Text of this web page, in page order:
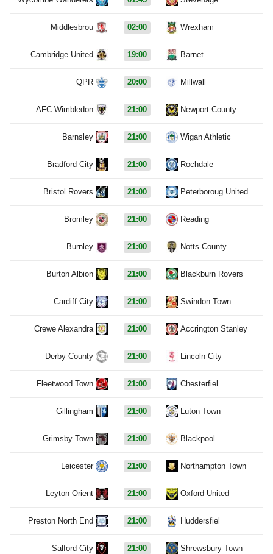
Middlesbrou 02:00 Wrexham
Cambridge United 19:00 Barnet
QPR 20:00 Millwall
AFC Wimbledon 21:00 Newport County
Barnsley 21:00 Wigan Athletic
Bradford City 21:00 Rochdale
Bristol Rovers 21:00 Peterboroug United
Bromley 21:00 Reading
Burnley 21:00 Notts County
Burton Albion 21:00 Blackburn Rovers
Cardiff City 21:00 Swindon Town
Crewe Alexandra 21:00 Accrington Stanley
Derby County 21:00 Lincoln City
Fleetwood Town 21:00 Chesterfiel
Gillingham 21:00 Luton Town
Grimsby Town 21:00 Blackpool
Leicester 21:00 Northampton Town
Leyton Orient 21:00 Oxford United
Preston North End 21:00 Huddersfiel
Salford City 21:00 Shrewsbury Town